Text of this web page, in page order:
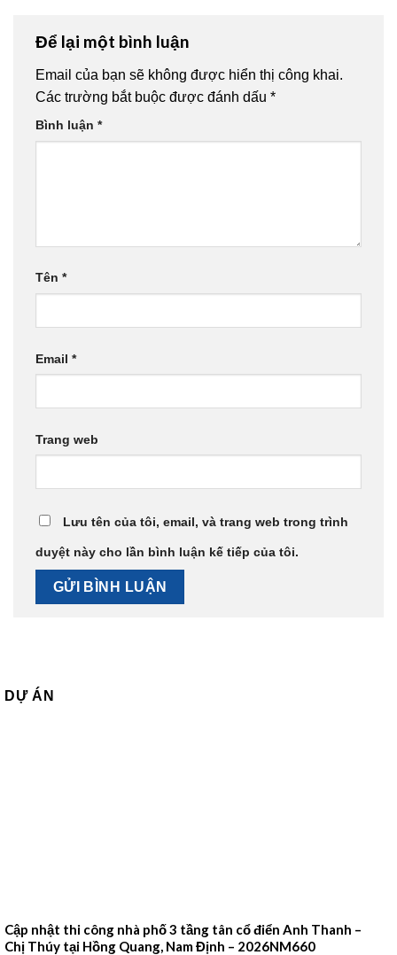
Để lại một bình luận
Email của bạn sẽ không được hiển thị công khai.
Các trường bắt buộc được đánh dấu *
Bình luận *
Tên *
Email *
Trang web
Lưu tên của tôi, email, và trang web trong trình
duyệt này cho lần bình luận kế tiếp của tôi.
DỰ ÁN
Cập nhật thi công nhà phố 3 tầng tân cổ điển Anh Thanh –
Chị Thúy tại Hồng Quang, Nam Định – 2026NM660